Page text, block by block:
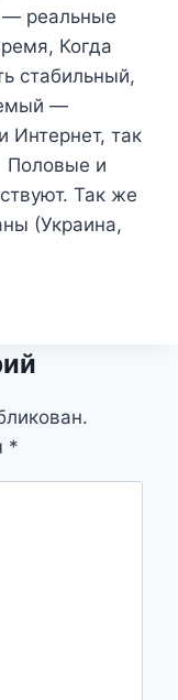
— реальные
Когда
стабильный,
—
Интернет, так
и
Так же
(Украина,
*